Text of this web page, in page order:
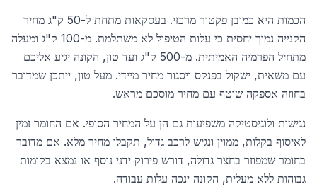
הכמות היא כמובן פקטור מרכזי. בעסקאות מתחת ל-50 ק"ג מחיר
הקנייה נמוך יחסית כי עלות הטיפול לא משתלמת. מ-100 ק"ג ומעלה
מתחיל הפרמיה האמיתית. מ-500 ק"ג ועד טון, הקונה יגיע אליכם
עם משאית, ישקול בפנקס ויסגור מחיר מיידי. מעל טון, ייתכן שמדובר
בחוזה אספקה שוטף עם מחיר מוסכם מראש.
נגישות ולוגיסטיקה משפיעות גם הן על המחיר הסופי. אם החומר זמין
לאיסוף בקלות, ממוין ונגיש לרכב גדול, תקבלו מחיר מלא. אם מדובר
בחומר שמפוזר בחצר גדולה, דורש פירוק ידני נוסף או נמצא בקומות
גבוהות ללא מעלית, הקונה ינכה עלות עבודה.